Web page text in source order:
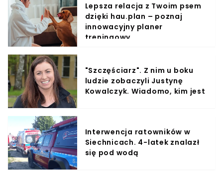
Lepsza relacja z Twoim psem
dzięki hau.plan – poznaj
innowacyjny planer
treningowy
"Szczęściarz". Z nim u boku
ludzie zobaczyli Justynę
Kowalczyk. Wiadomo, kim jest
Interwencja ratowników w
Siechnicach. 4-latek znalazł
się pod wodą